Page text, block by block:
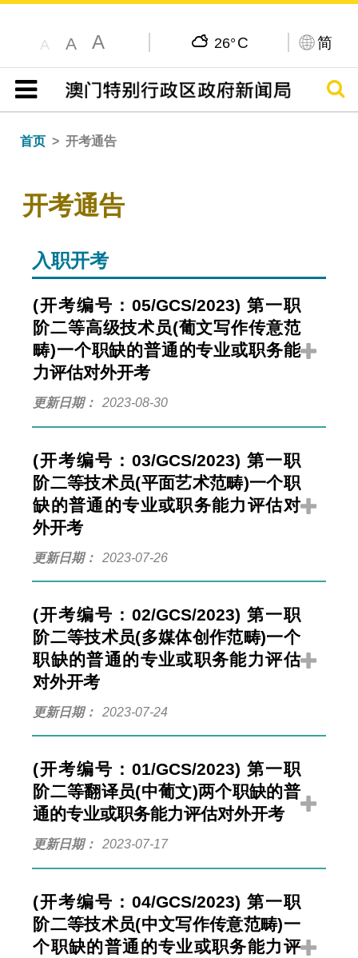
A A A 26° C 简
目录
搜寻
首页 开考通告
开考通告
入职开考
(开考编号：05/GCS/2023) 第一职
阶二等高级技术员(葡文写作传意范
畴)一个职缺的普通的专业或职务能
力评估对外开考
更新日期 2023-08-30
(开考编号：03/GCS/2023) 第一职
阶二等技术员(平面艺术范畴)一个职
缺的普通的专业或职务能力评估对
外开考
更新日期 2023-07-26
(开考编号：02/GCS/2023) 第一职
阶二等技术员(多媒体创作范畴)一个
职缺的普通的专业或职务能力评估
对外开考
更新日期 2023-07-24
(开考编号：01/GCS/2023) 第一职
阶二等翻译员(中葡文)两个职缺的普
通的专业或职务能力评估对外开考
更新日期 2023-07-17
(开考编号：04/GCS/2023) 第一职
阶二等技术员(中文写作传意范畴)一
个职缺的普通的专业或职务能力评